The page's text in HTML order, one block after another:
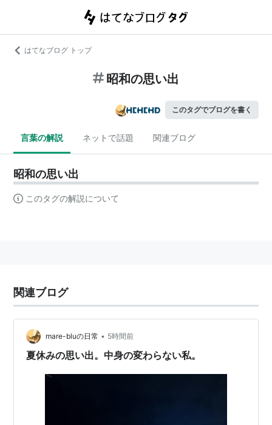
はてなブログ トップ
昭和の思い出
このタグでブログを書く
言葉の解説 ネットで話題 関連ブログ
昭和の思い出
このタグの解説について
関連ブログ
mare-bluの日常 • 5時間前
夏休みの思い出。中身の変わらない私。